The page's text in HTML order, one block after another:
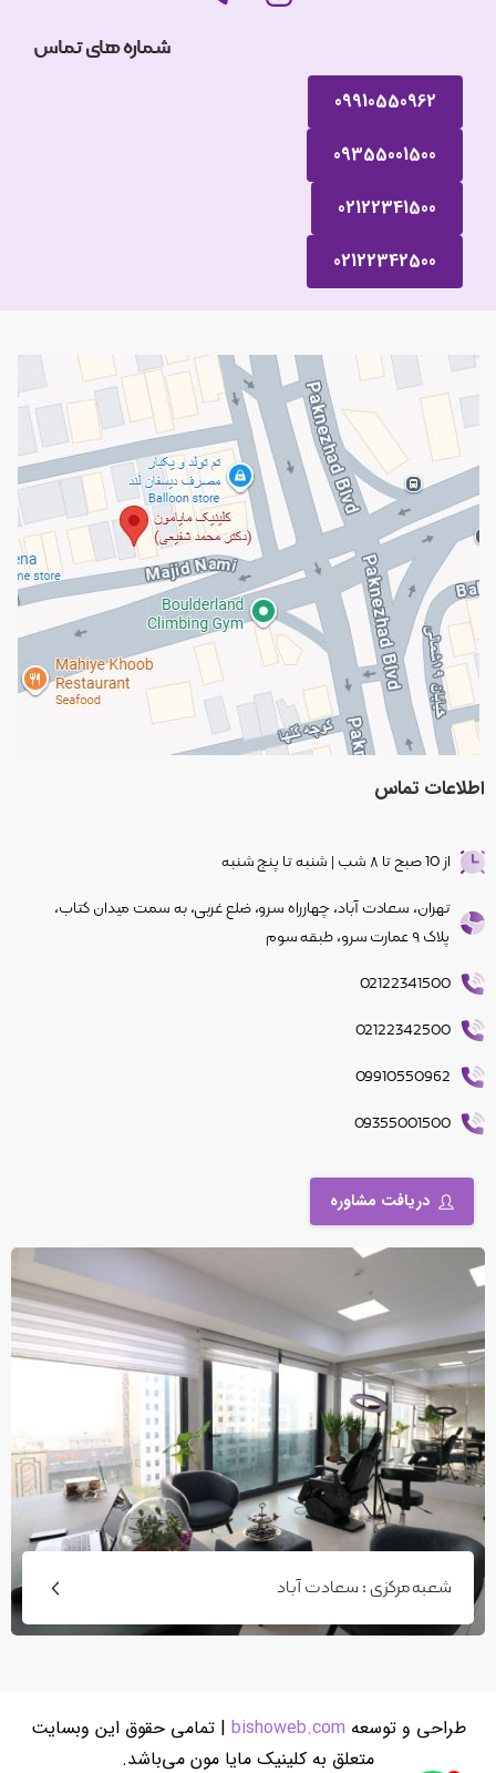
شماره های تماس
09910550962
09355001500
02122341500
02122342500
اطلاعات تماس
از 10 صبح تا ۸ شب | شنبه تا پنج شنبه
تهران، سعادت آباد، چهار‌راه سرو، ضلع غربی، به سمت میدان کتاب،
پلاک ۹ عمارت سرو، طبقه سوم
02122341500
02122342500
09910550962
09355001500
دریافت مشاوره
شعبه مرکزی : سعادت آباد
طراحی و توسعه‌ bishoweb.com
| تمامی حقوق این وب‎سایت
متعلق به کلینیک مایا مون می‌باشد.